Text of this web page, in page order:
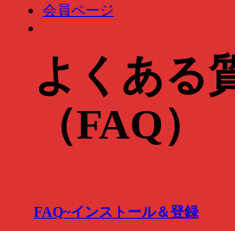
会員ページ
よくある
（FAQ）
FAQ~インストール＆登録